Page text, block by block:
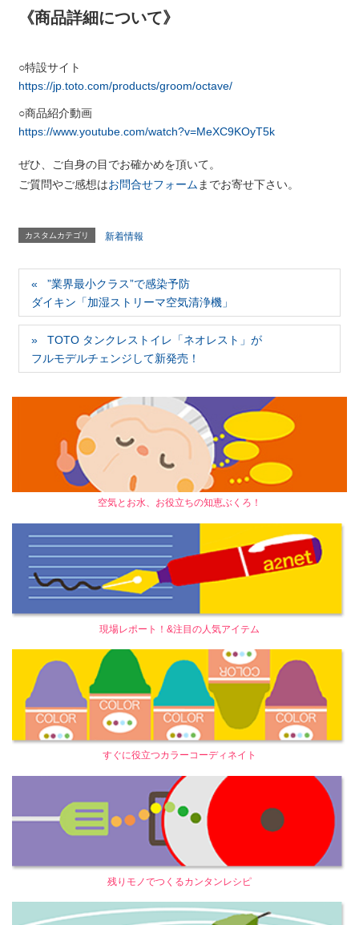
《商品詳細について》
特設サイト
https://jp.toto.com/products/groom/octave/
商品紹介動画
https://www.youtube.com/watch?v=MeXC9KOyT5k
ぜひ、ご自身の目でお確かめを頂いて。
ご質問やご感想はお問合せフォーム までお寄せ下さい。
カスタムカテゴリ 新着情報
”業界最小クラス”で感染予防
ダイキン「加湿ストリーマ空気清浄機」
TOTO タンクレストイレ「ネオレスト」が
フルモデルチェンジして新発売！
空気とお水、お役立ちの知恵ぶくろ！
現場レポート！&注目の人気アイテム
すぐに役立つカラーコーディネイト
残りモノでつくるカンタンレシピ